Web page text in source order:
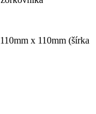
x 110mm (šírka